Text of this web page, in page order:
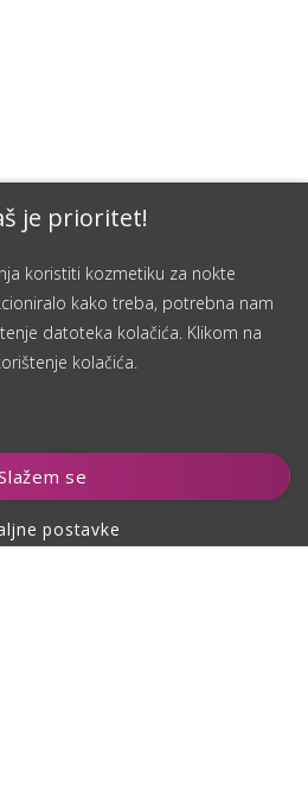
je prioritet!
koristiti kozmetiku za nokte
kako treba, potrebna nam
datoteka kolačića. Klikom na
kolačića.
se
postavke
košaricu